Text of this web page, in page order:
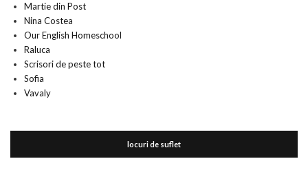
Martie din Post
Nina Costea
Our English Homeschool
Raluca
Scrisori de peste tot
Sofia
Vavaly
locuri de suflet